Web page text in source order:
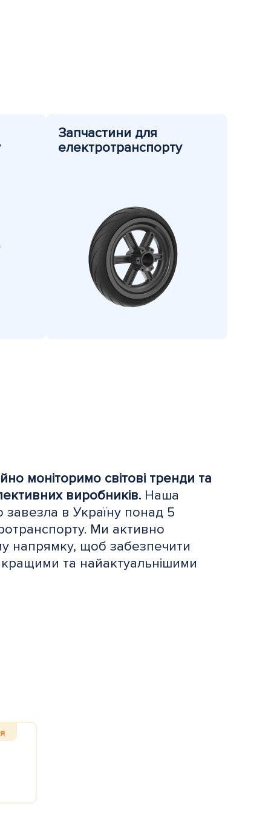
Запчастини для
електротранспорту
моніторимо світові тренди та
виробників. Наша
завезла в Україну понад 5
Ми активно
напрямку, щоб забезпечити
та найактуальнішими